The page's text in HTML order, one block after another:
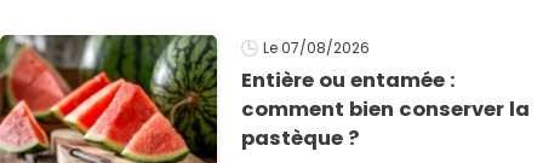
ce petit ingrédient pour sublimer
ce plat estival ?
Le 07/08/2026
Entière ou entamée :
comment bien conserver la
pastèque ?